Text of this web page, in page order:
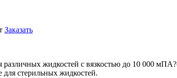
Заказать
различных жидкостей с вязкостью до 10 000
для стерильных жидкостей.